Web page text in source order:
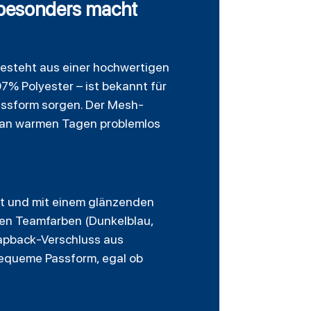
macht
aus einer hochwertigen
Polyester – ist bekannt für
sorgen. Der Mesh-
warmen Tagen problemlos
und mit einem glänzenden
Teamfarben (Dunkelblau,
Verschluss aus
Passform, egal ob